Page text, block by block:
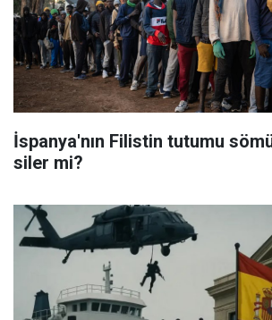
İspanya'nın Filistin tutumu
siler mi?